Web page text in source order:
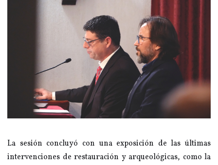
La sesión concluyó con una exposición de las últimas
intervenciones de restauración y arqueológicas, como la